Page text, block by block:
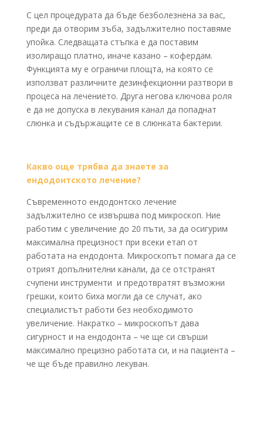
С цел процедурата да бъде безболезнена за вас,
преди да отворим зъба, задължително поставяме
упойка. Следващата стъпка е да поставим
изолиращо платно, иначе казано – кофердам.
Функцията му е ограничи площта, на която се
използват различните дезинфекционни разтвори в
процеса на лечението. Друга негова ключова роля
е да не допуска в лекувания канал да попаднат
слюнка и съдържащите се в слюнката бактерии.
Какво още трябва да знаете за
ендодонтското лечение?
Съвременното ендодонтско лечение
задължително се извършва под микроскоп. Ние
работим с увеличение до 20 пъти, за да осигурим
максимална прецизност при всеки етап от
работата на ендодонта. Микроскопът помага да се
отрият допълнителни канали, да се отстранят
счупени инструменти и предотвратят възможни
грешки, които биха могли да се случат, ако
специалистът работи без необходимото
увеличение. Накратко – микроскопът дава
сигурност и на ендодонта – че ще си свърши
максимално прецизно работата си, и на пациента –
че ще бъде правилно лекуван.